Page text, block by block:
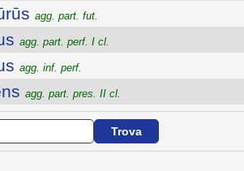
agg. part. fut.
agg. part. perf. I cl.
agg. inf. perf.
agg. part. pres. II cl.